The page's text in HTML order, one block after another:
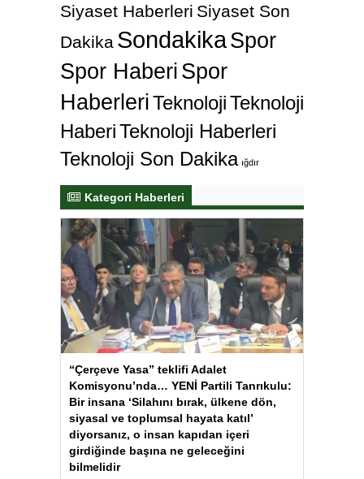
Siyaset Haberleri Siyaset Son
Dakika SondakikaSpor
Spor Haberi Spor
HaberleriTeknolojiTeknoloji
HaberiTeknoloji Haberleri
Teknoloji Son Dakika ığdır
Kategori Haberleri
“Çerçeve Yasa” teklifi Adalet
Komisyonu’nda… YENİ Partili Tanrıkulu:
Bir insana ‘Silahını bırak, ülkene dön,
siyasal ve toplumsal hayata katıl’
diyorsanız, o insan kapıdan içeri
girdiğinde başına ne geleceğini
bilmelidir